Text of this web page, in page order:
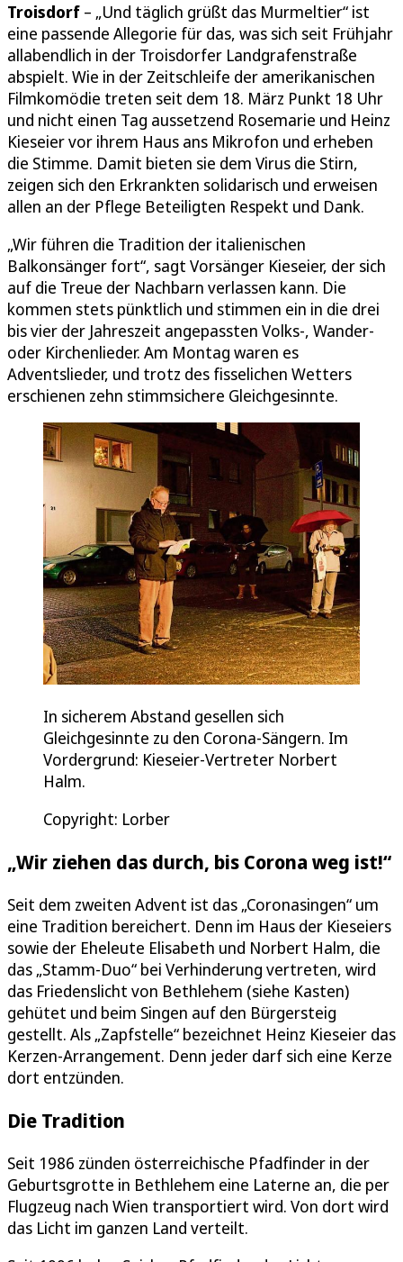
Troisdorf – „Und täglich grüßt das Murmeltier“ ist
eine passende Allegorie für das, was sich seit Frühjahr
allabendlich in der Troisdorfer Landgrafenstraße
abspielt. Wie in der Zeitschleife der amerikanischen
Filmkomödie treten seit dem 18. März Punkt 18 Uhr
und nicht einen Tag aussetzend Rosemarie und Heinz
Kieseier vor ihrem Haus ans Mikrofon und erheben
die Stimme. Damit bieten sie dem Virus die Stirn,
zeigen sich den Erkrankten solidarisch und erweisen
allen an der Pflege Beteiligten Respekt und Dank.
„Wir führen die Tradition der italienischen
Balkonsänger fort“, sagt Vorsänger Kieseier, der sich
auf die Treue der Nachbarn verlassen kann. Die
kommen stets pünktlich und stimmen ein in die drei
bis vier der Jahreszeit angepassten Volks-, Wander-
oder Kirchenlieder. Am Montag waren es
Adventslieder, und trotz des fisselichen Wetters
erschienen zehn stimmsichere Gleichgesinnte.
In sicherem Abstand gesellen sich
Gleichgesinnte zu den Corona-Sängern. Im
Vordergrund: Kieseier-Vertreter Norbert
Halm.
Copyright: Lorber
„Wir ziehen das durch, bis Corona weg ist!“
Seit dem zweiten Advent ist das „Coronasingen“ um
eine Tradition bereichert. Denn im Haus der Kieseiers
sowie der Eheleute Elisabeth und Norbert Halm, die
das „Stamm-Duo“ bei Verhinderung vertreten, wird
das Friedenslicht von Bethlehem (siehe Kasten)
gehütet und beim Singen auf den Bürgersteig
gestellt. Als „Zapfstelle“ bezeichnet Heinz Kieseier das
Kerzen-Arrangement. Denn jeder darf sich eine Kerze
dort entzünden.
Die Tradition
Seit 1986 zünden österreichische Pfadfinder in der
Geburtsgrotte in Bethlehem eine Laterne an, die per
Flugzeug nach Wien transportiert wird. Von dort wird
das Licht im ganzen Land verteilt.